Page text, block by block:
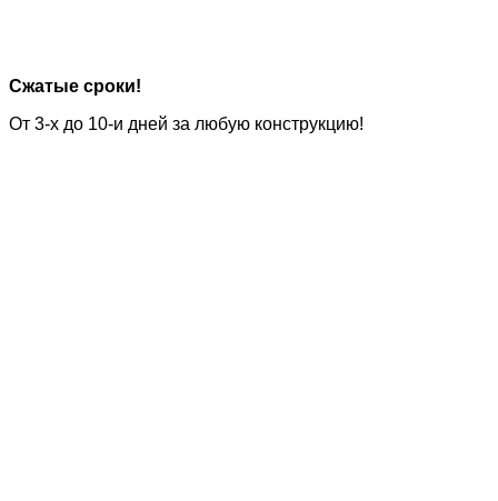
Сжатые сроки!
От 3-х до 10-и дней за любую конструкцию!